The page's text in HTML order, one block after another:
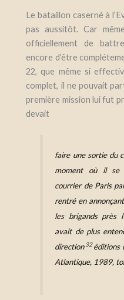
Le bataillon caserné à
pas aussitôt. Car
officiellement de
encore d’être
22, que même si
complet, il ne pouvait
première mission lui fut
devait
faire une sortie du
moment où il se
courrier de Paris
rentré en
les brigands près
avait de plus
direction 32 éditions
Atlantique, 1989,